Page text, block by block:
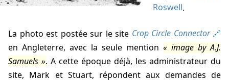
Roswell.
La photo est postée sur le site Crop Circle Connector
en Angleterre, avec la seule mention
image by A.J.
Samuels
. A cette époque déjà, les administrateur du
site, Mark et Stuart, répondent aux demandes de